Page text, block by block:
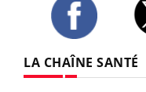
LA CHAÎNE SANTÉ